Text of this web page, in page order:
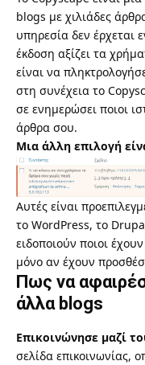
blogs με χιλιάδες
υπηρεσία δεν
έκδοση αξίζει τα
είναι να
στη συνέχεια το
σε ενημερώσει ποιοι
άρθρα σου.
Μια άλλη επιλογή
Αυτές είναι
το WordPress, το
ειδοποιούν ποιοι
μόνο αν έχουν
Πως να
άλλα blogs
Επικοινώνησε μαζί
σελίδα επικοινωνίας,